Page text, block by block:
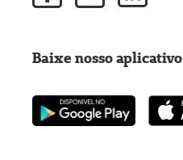
Baixe nosso aplicativo